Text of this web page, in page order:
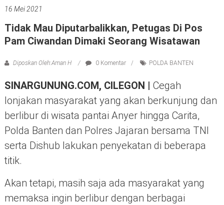
16 Mei 2021
Tidak Mau Diputarbalikkan, Petugas Di Pos
Pam Ciwandan Dimaki Seorang Wisatawan
Diposkan Oleh:Aman H 0 Komentar POLDA BANTEN
SINARGUNUNG.COM, CILEGON | Cegah
lonjakan masyarakat yang akan berkunjung dan
berlibur di wisata pantai Anyer hingga Carita,
Polda Banten dan Polres Jajaran bersama TNI
serta Dishub lakukan penyekatan di beberapa
titik.
Akan tetapi, masih saja ada masyarakat yang
memaksa ingin berlibur dengan berbagai